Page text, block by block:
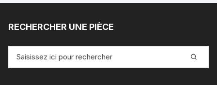
RECHERCHER UNE PIÈCE
pour